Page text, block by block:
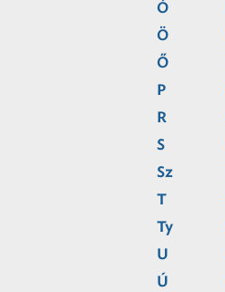
Ó
Ö
Ő
P
R
S
Sz
T
Ty
U
Ú